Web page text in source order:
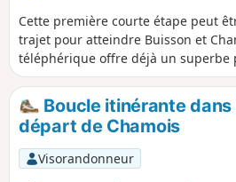
Cette première courte étape peut
trajet pour atteindre Buisson et
téléphérique offre déjà un superbe
Cervinio. Le Col de Pilaz vous
unique sur le massif du Grand
Boucle itinérante dans
départ de Chamois
Visorandonneur